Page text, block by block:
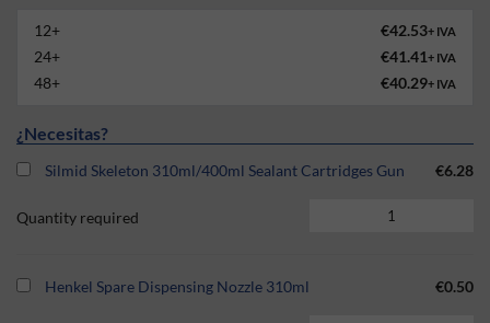
12+ €42.53+ IVA
24+ €41.41+ IVA
48+ €40.29+ IVA
¿Necesitas?
Silmid Skeleton 310ml/400ml Sealant Cartridges Gun €6.28
Quantity required
Henkel Spare Dispensing Nozzle 310ml €0.50